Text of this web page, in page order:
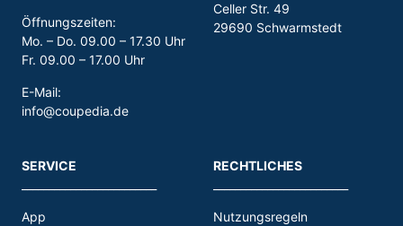
Öffnungszeiten:
Mo. – Do. 09.00 – 17.30 Uhr
Fr. 09.00 – 17.00 Uhr
E-Mail:
info@coupedia.de
Celler Str. 49
29690 Schwarmstedt
SERVICE
App
RECHTLICHES
Nutzungsregeln